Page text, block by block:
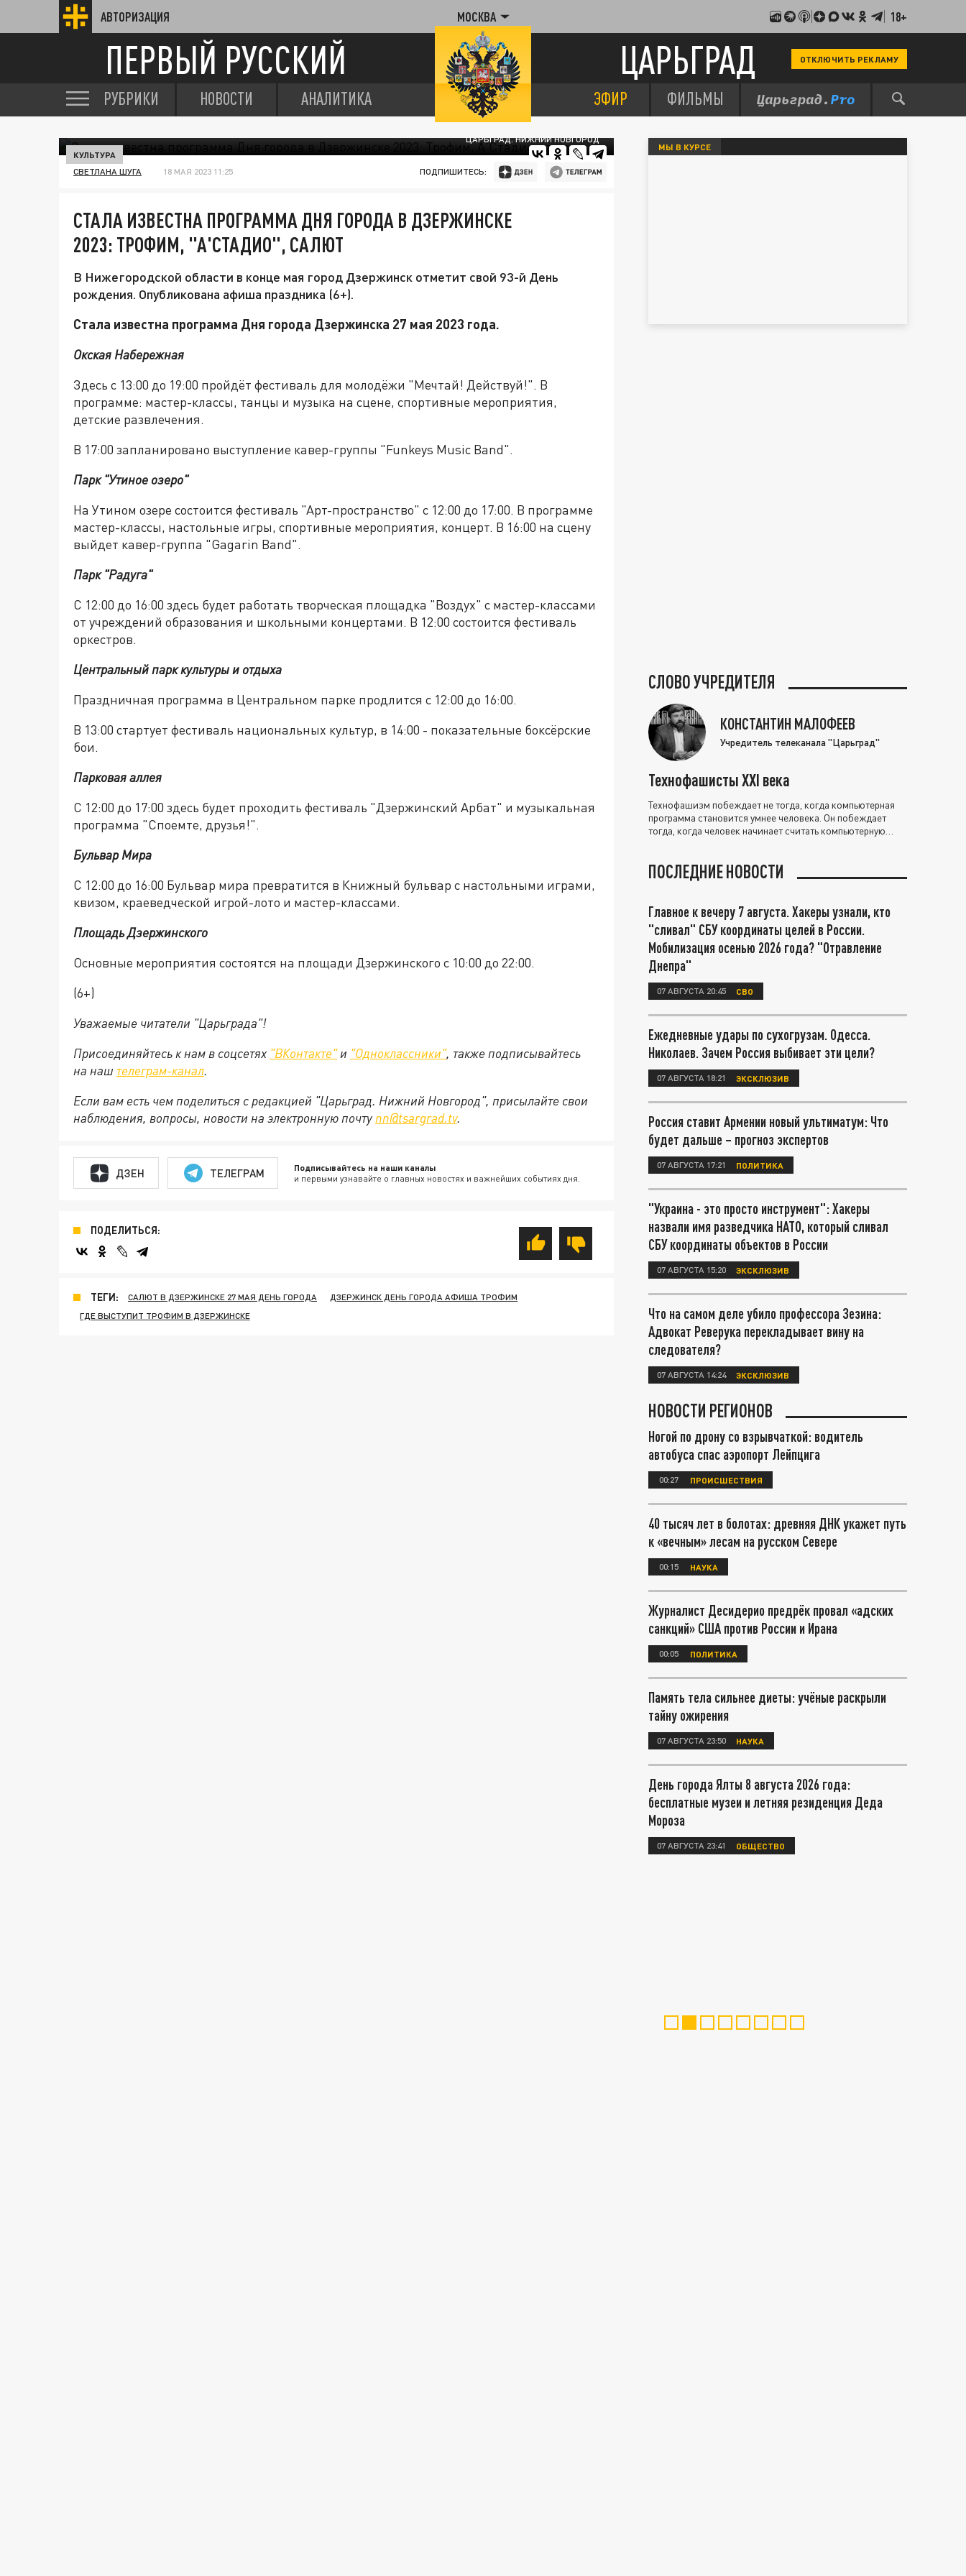
АВТОРИЗАЦИЯ МОСКВА 18+
ПЕРВЫЙ РУССКИЙ ЦАРЬГРАД ОТКЛЮЧИТЬ РЕКЛАМУ
РУБРИКИ НОВОСТИ АНАЛИТИКА ЭФИР ФИЛЬМЫ
ЦАРЬГРАД. НИЖНИЙ НОВГОРОД
КУЛЬТУРА
СВЕТЛАНА ШУГА 18 МАЯ 2023 11:25 ПОДПИШИТЕСЬ:
СТАЛА ИЗВЕСТНА ПРОГРАММА ДНЯ ГОРОДА В ДЗЕРЖИНСКЕ
2023: ТРОФИМ, "А'СТАДИО", САЛЮТ
В Нижегородской области в конце мая город Дзержинск отметит свой 93-й День
рождения. Опубликована афиша праздника (6+).
Стала известна программа Дня города Дзержинска 27 мая 2023 года.
Окская Набережная
Здесь с 13:00 до 19:00 пройдёт фестиваль для молодёжи "Мечтай! Действуй!". В
программе: мастер-классы, танцы и музыка на сцене, спортивные мероприятия,
детские развлечения.
В 17:00 запланировано выступление кавер-группы "Funkeys Music Band".
Парк "Утиное озеро"
На Утином озере состоится фестиваль "Арт-пространство" с 12:00 до 17:00. В программе
мастер-классы, настольные игры, спортивные мероприятия, концерт. В 16:00 на сцену
выйдет кавер-группа "Gagarin Band".
Парк "Радуга"
С 12:00 до 16:00 здесь будет работать творческая площадка "Воздух" с мастер-классами
от учреждений образования и школьными концертами. В 12:00 состоится фестиваль
оркестров.
Центральный парк культуры и отдыха
Праздничная программа в Центральном парке продлится с 12:00 до 16:00.
В 13:00 стартует фестиваль национальных культур, в 14:00 - показательные боксёрские
бои.
Парковая аллея
С 12:00 до 17:00 здесь будет проходить фестиваль "Дзержинский Арбат" и музыкальная
программа "Споемте, друзья!".
Бульвар Мира
С 12:00 до 16:00 Бульвар мира превратится в Книжный бульвар с настольными играми,
квизом, краеведческой игрой-лото и мастер-классами.
Площадь Дзержинского
Основные мероприятия состоятся на площади Дзержинского с 10:00 до 22:00.
(6+)
Уважаемые читатели "Царьграда"!
Присоединяйтесь к нам в соцсетях "ВКонтакте"и "Одноклассники", также подписывайтесь
на наш телеграм-канал.
Если вам есть чем поделиться с редакцией "Царьград. Нижний Новгород", присылайте свои
наблюдения, вопросы, новости на электронную почту nn@tsargrad.tv.
ДЗЕН ТЕЛЕГРАМ Подписывайтесь на наши каналы
и первыми узнавайте о главных новостях и важнейших событиях дня.
ПОДЕЛИТЬСЯ:
ТЕГИ: САЛЮТ В ДЗЕРЖИНСКЕ 27 МАЯ ДЕНЬ ГОРОДА
ДЗЕРЖИНСК ДЕНЬ ГОРОДА АФИША ТРОФИМ
ГДЕ ВЫСТУПИТ ТРОФИМ В ДЗЕРЖИНСКЕ
МЫ В КУРСЕ
СЛОВО УЧРЕДИТЕЛЯ
КОНСТАНТИН МАЛОФЕЕВ
Учредитель телеканала "Царьград"
Технофашисты XXI века
Технофашизм побеждает не тогда, когда компьютерная
программа становится умнее человека. Он побеждает
тогда, когда человек начинает считать компьютерную
ПОСЛЕДНИЕ НОВОСТИ
Главное к вечеру 7 августа. Хакеры узнали, кто
"сливал" СБУ координаты целей в России.
Мобилизация осенью 2026 года? "Отравление
Днепра"
07 АВГУСТА 20:45 СВО
Ежедневные удары по сухогрузам. Одесса.
Николаев. Зачем Россия выбивает эти цели?
07 АВГУСТА 18:21 ЭКСКЛЮЗИВ
Россия ставит Армении новый ультиматум: Что
будет дальше – прогноз экспертов
07 АВГУСТА 17:21 ПОЛИТИКА
"Украина - это просто инструмент": Хакеры
назвали имя разведчика НАТО, который сливал
СБУ координаты объектов в России
07 АВГУСТА 15:20 ЭКСКЛЮЗИВ
Что на самом деле убило профессора Зезина:
Адвокат Реверука перекладывает вину на
следователя?
07 АВГУСТА 14:24 ЭКСКЛЮЗИВ
НОВОСТИ РЕГИОНОВ
Ногой по дрону со взрывчаткой: водитель
автобуса спас аэропорт Лейпцига
00:27 ПРОИСШЕСТВИЯ
40 тысяч лет в болотах: древняя ДНК укажет путь
к «вечным» лесам на русском Севере
00:15 НАУКА
Журналист Десидерио предрёк провал «адских
санкций» США против России и Ирана
00:05 ПОЛИТИКА
Память тела сильнее диеты: учёные раскрыли
тайну ожирения
07 АВГУСТА 23:50 НАУКА
День города Ялты 8 августа 2026 года:
бесплатные музеи и летняя резиденция Деда
Мороза
07 АВГУСТА 23:41 ОБЩЕСТВО